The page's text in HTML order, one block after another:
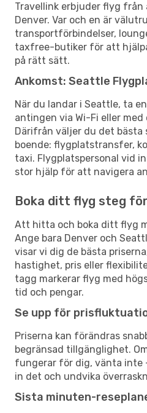
Travellink erbjuder flyg från
Denver. Var och en är
transportförbindelser,
taxfree-butiker för att
på rätt sätt.
Ankomst: Seattle
När du landar i Seattle, ta
antingen via Wi-Fi eller
Därifrån väljer du det
boende: flygplatstransfer,
taxi. Flygplatspersonal vid
stor hjälp för att navigera
Boka ditt flyg steg
Att hitta och boka ditt flyg
Ange bara Denver och
visar vi dig de bästa
hastighet, pris eller
tagg markerar flyg med
tid och pengar.
Se upp för
Priserna kan förändras
begränsad tillgänglighet.
fungerar för dig, vänta inte
in det och undvika
Sista minuten-